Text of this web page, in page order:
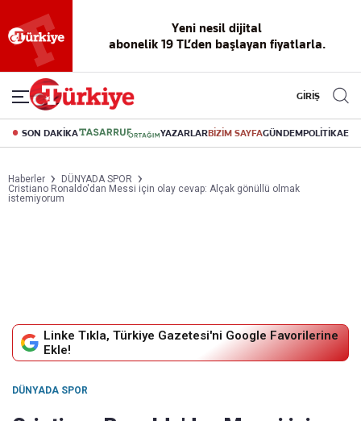
Yeni nesil dijital
abonelik 19 TL’den başlayan fiyatlarla.
GİRİŞ
SON DAKİKA YAZARLARBİZİM SAYFAGÜNDEMPOLİTİKA
Haberler
DÜNYADA SPOR
Cristiano Ronaldo'dan Messi için olay cevap: Alçak gönüllü olmak
istemiyorum
Linke Tıkla, Türkiye Gazetesi'ni Google Favorilerine
Ekle!
DÜNYADA SPOR